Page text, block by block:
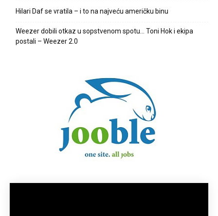
Hilari Daf se vratila – i to na najveću američku binu
Weezer dobili otkaz u sopstvenom spotu… Toni Hok i ekipa
postali – Weezer 2.0